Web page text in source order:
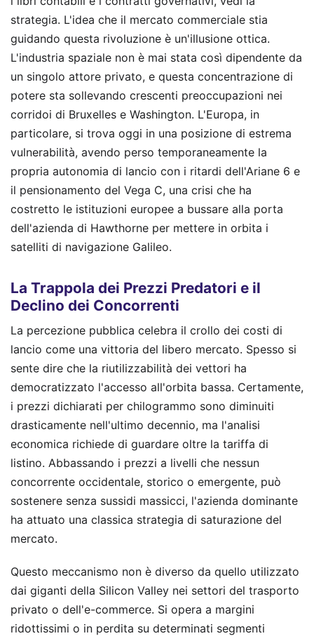
strategia. L'idea che il mercato commerciale stia
guidando questa rivoluzione è un'illusione ottica.
L'industria spaziale non è mai stata così dipendente da
un singolo attore privato, e questa concentrazione di
potere sta sollevando crescenti preoccupazioni nei
corridoi di Bruxelles e Washington. L'Europa, in
particolare, si trova oggi in una posizione di estrema
vulnerabilità, avendo perso temporaneamente la
propria autonomia di lancio con i ritardi dell'Ariane 6 e
il pensionamento del Vega C, una crisi che ha
costretto le istituzioni europee a bussare alla porta
dell'azienda di Hawthorne per mettere in orbita i
satelliti di navigazione Galileo.
La Trappola dei Prezzi Predatori e il
Declino dei Concorrenti
La percezione pubblica celebra il crollo dei costi di
lancio come una vittoria del libero mercato. Spesso si
sente dire che la riutilizzabilità dei vettori ha
democratizzato l'accesso all'orbita bassa. Certamente,
i prezzi dichiarati per chilogrammo sono diminuiti
drasticamente nell'ultimo decennio, ma l'analisi
economica richiede di guardare oltre la tariffa di
listino. Abbassando i prezzi a livelli che nessun
concorrente occidentale, storico o emergente, può
sostenere senza sussidi massicci, l'azienda dominante
ha attuato una classica strategia di saturazione del
mercato.
Questo meccanismo non è diverso da quello utilizzato
dai giganti della Silicon Valley nei settori del trasporto
privato o dell'e-commerce. Si opera a margini
ridottissimi o in perdita su determinati segmenti